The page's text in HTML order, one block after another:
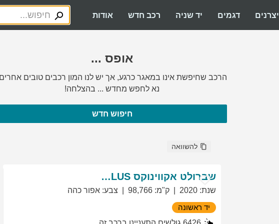
יצרנים דגמים יד שניה רכב חדש אודות
אופס ...
הרכב שחיפשת אינו במאגר כרגע, אך יש לנו המון רכבים טובים
נא לחפש מחדש ... בהצלחה!
חיפוש חדש
להשוואה
שברולט אקווינוקס LT PLUS
שנת:
2020 ק"מ:
98,766 צבע: אפור כהה
יד ראשונה